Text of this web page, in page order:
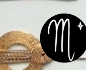
à
la
navigation
au
contenu